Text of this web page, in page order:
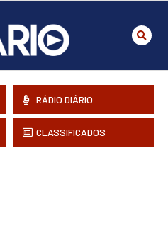
RÁDIO DIÁRIO
CLASSIFICADOS